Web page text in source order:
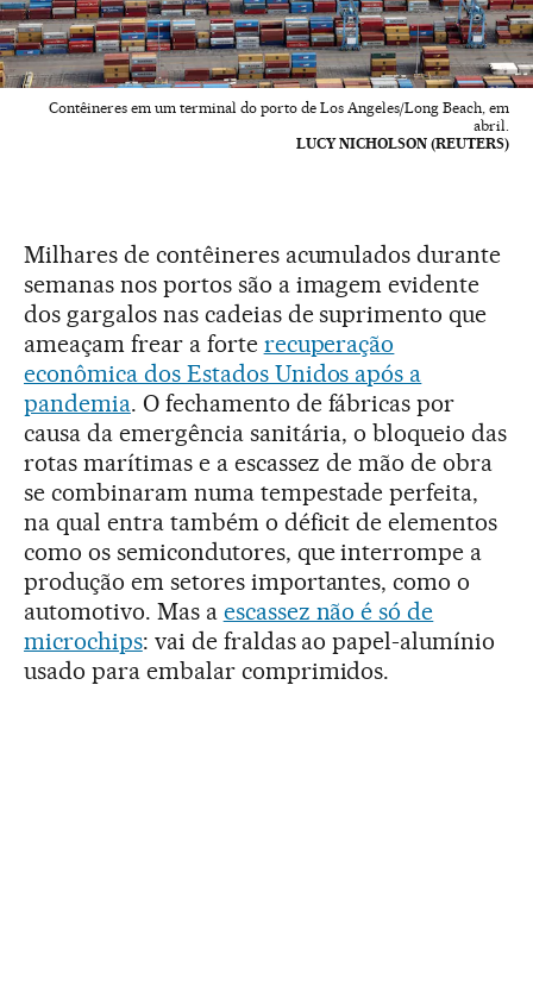
Contêineres em um terminal do porto de Los Angeles/Long Beach, em
abril.
LUCY NICHOLSON (REUTERS)
Milhares de contêineres acumulados durante
semanas nos portos são a imagem evidente
dos gargalos nas cadeias de suprimento que
ameaçam frear a forte recuperação
econômica dos Estados Unidos após a
pandemia. O fechamento de fábricas por
causa da emergência sanitária, o bloqueio das
rotas marítimas e a escassez de mão de obra
se combinaram numa tempestade perfeita,
na qual entra também o déficit de elementos
como os semicondutores, que interrompe a
produção em setores importantes, como o
automotivo. Mas a escassez não é só de
microchips: vai de fraldas ao papel-alumínio
usado para embalar comprimidos.